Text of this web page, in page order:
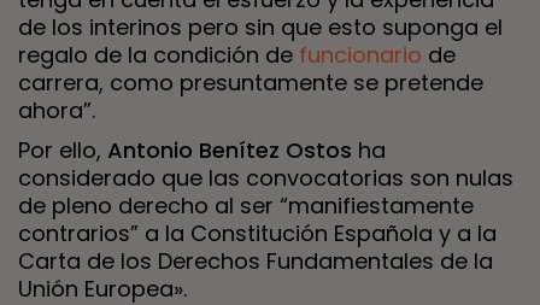
de los interinos pero sin que esto suponga el
regalo de la condición de funcionario de
carrera, como presuntamente se pretende
ahora”.
Por ello, Antonio Benítez Ostos ha
considerado que las convocatorias son nulas
de pleno derecho al ser “manifiestamente
contrarios” a la Constitución Española y a la
Carta de los Derechos Fundamentales de la
Unión Europea».